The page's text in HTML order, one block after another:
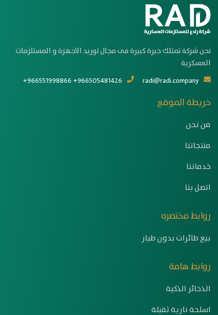
نحن شركة تمتلك خبرة كبيرة فى مجال توريد الاجهزة و المستلزمات
العسكرية
radi@radi.company
+966551998866 +966505481426
خريطة الموقع
من نحن
منتجاتنا
خدماتنا
اتصل بنا
روابط مختصره
بيع طائرات بدون طيار
روابط هامة
الذخائر الذكية
اسلحة نارية ثقيلة